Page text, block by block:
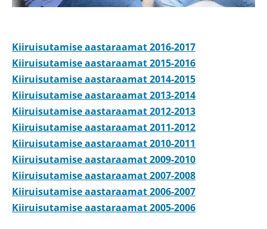
Kiiruisutamise aastaraamat 2016-2017
Kiiruisutamise aastaraamat 2015-2016
Kiiruisutamise aastaraamat 2014-2015
Kiiruisutamise aastaraamat 2013-2014
Kiiruisutamise aastaraamat 2012-2013
Kiiruisutamise aastaraamat 2011-2012
Kiiruisutamise aastaraamat 2010-2011
Kiiruisutamise aastaraamat 2009-2010
Kiiruisutamise aastaraamat 2007-2008
Kiiruisutamise aastaraamat 2006-2007
Kiiruisutamise aastaraamat 2005-2006